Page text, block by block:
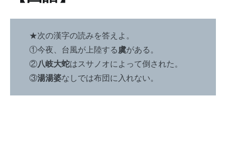
★次の漢字の読みを答えよ。
①今夜、台風が上陸する 虞がある。
②八岐大蛇はスサノオによって倒された。
③湯湯婆なしでは布団に入れない。